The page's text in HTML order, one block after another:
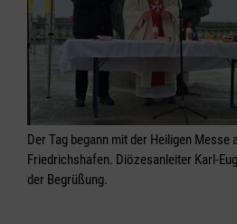
Der Tag begann mit der Heiligen Messe
Friedrichshafen. Diözesanleiter Karl-
der Begrüßung.